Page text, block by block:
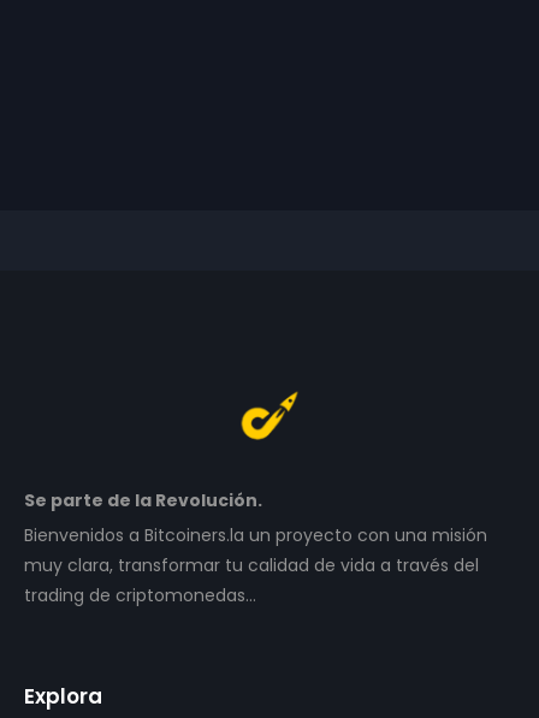
Se parte de la Revolución.
Bienvenidos a Bitcoiners.la un proyecto con una misión
muy clara, transformar tu calidad de vida a través del
trading de criptomonedas…
Explora